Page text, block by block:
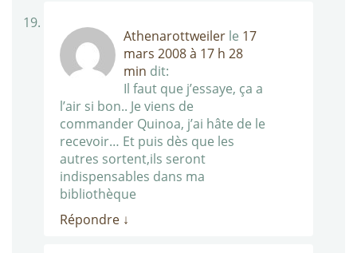
Athenarottweiler le 17
mars 2008 à 17 h 28
min dit:
Il faut que j’essaye, ça a
l’air si bon.. Je viens de
commander Quinoa, j’ai hâte de le
recevoir… Et puis dès que les
autres sortent,ils seront
indispensables dans ma
bibliothèque
Répondre ↓